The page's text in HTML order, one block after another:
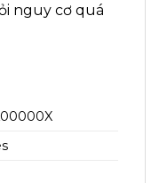
nguy cơ quá